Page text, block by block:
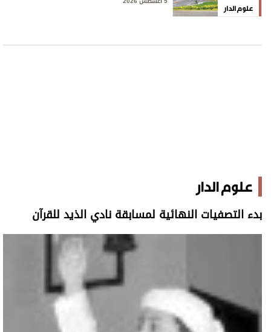
علوم الدار
علوم الدار
بدء التصفيات النهائية لمسابقة نادي الذيد للقرآن